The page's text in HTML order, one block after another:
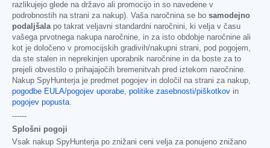
razlikujejo glede na državo ali promocijo in so navedene v
podrobnostih na strani za nakup). Vaša naročnina se bo samodejno
podaljšalapo takrat veljavni standardni naročnini, ki velja v času
vašega prvotnega nakupa naročnine, in za isto obdobje naročnine ali
kot je določeno v promocijskih gradivih/nakupni strani, pod pogojem,
da ste stalen in neprekinjen uporabnik naročnine in da boste za to
prejeli obvestilo o prihajajočih bremenitvah pred iztekom naročnine.
Nakup SpyHunterja je predmet pogojev in določil na strani za nakup,
pogodbe EULA/pogojev uporabe, politike zasebnosti/piškotkov in
pogojev popusta.
------
Splošni pogoji
Vsak nakup SpyHunterja po znižani ceni velja za ponujeno znižano